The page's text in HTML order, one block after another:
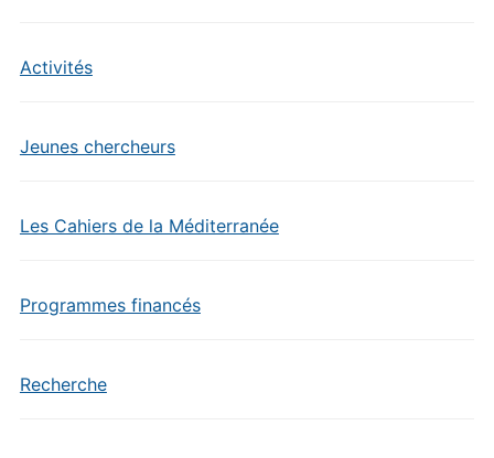
Activités
Jeunes chercheurs
Les Cahiers de la Méditerranée
Programmes financés
Recherche